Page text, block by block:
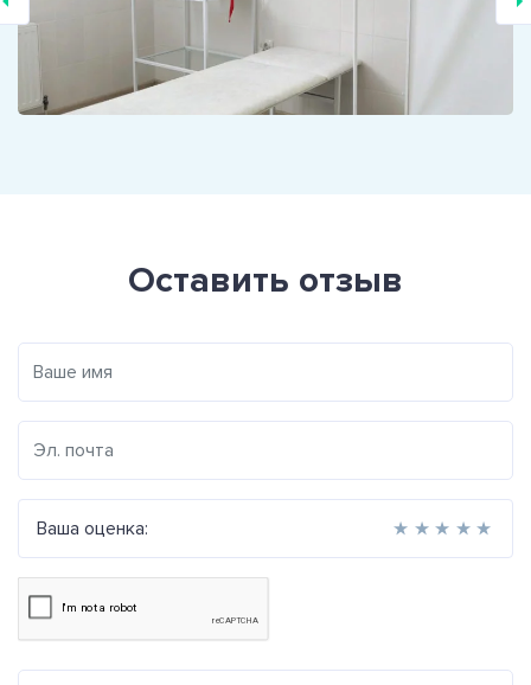
Оставить отзыв
Ваша оценка: ★
★
★
★
★